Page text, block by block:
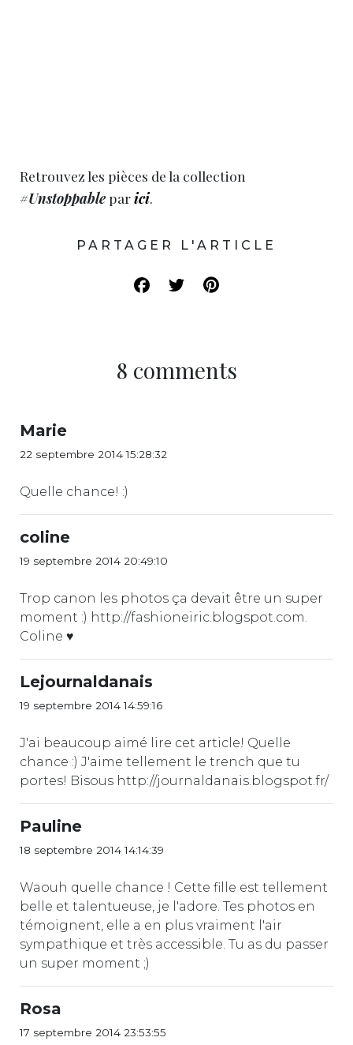
Retrouvez les pièces de la collection
#Unstoppableparici.
PARTAGER L'ARTICLE
8 comments
Marie
22 septembre 2014 15:28:32
Quelle chance! :)
coline
19 septembre 2014 20:49:10
Trop canon les photos ça devait être un super
moment :) http://fashioneiric.blogspot.com.
Coline ♥
Lejournaldanais
19 septembre 2014 14:59:16
J'ai beaucoup aimé lire cet article! Quelle
chance :) J'aime tellement le trench que tu
portes! Bisous http://journaldanais.blogspot.fr/
Pauline
18 septembre 2014 14:14:39
Waouh quelle chance ! Cette fille est tellement
belle et talentueuse, je l'adore. Tes photos en
témoignent, elle a en plus vraiment l'air
sympathique et très accessible. Tu as du passer
un super moment ;)
Rosa
17 septembre 2014 23:53:55